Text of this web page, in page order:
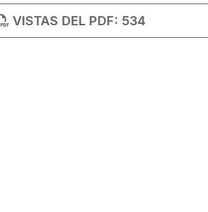
VISTAS DEL PDF: 534